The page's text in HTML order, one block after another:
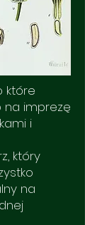
które
na imprezę
i
który
na